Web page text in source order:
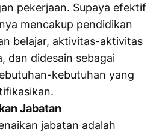
pekerjaan. Supaya efektif
mencakup pendidikan
belajar, aktivitas-aktivitas
dan didesain sebagai
kebutuhan yang
Jabatan
jabatan adalah